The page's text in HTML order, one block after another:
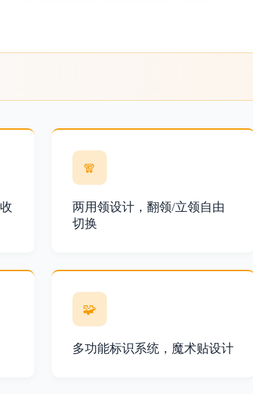
🧣
两用领设计，翻领/立领自由
切换
🧩
多功能标识系统，魔术贴设计